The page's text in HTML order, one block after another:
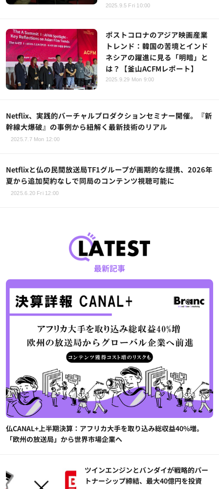
2025.9.5 Fri 10:00
ポストコロナのアジア映画産業
トレンド：韓国の苦境とインド
ネシアの躍進に見る「明暗」と
は？【釜山ACFMレポート】
2025.9.29 Mon 9:00
Netflix、実践的バーチャルプロダクションセミナー開催。『新
幹線大爆破』の事例から紐解く最新技術のリアル
2025.7.7 Mon 12:00
Netflixと仏の民間放送局TF1グループが画期的な提携、2026年
夏から追加契約なしで同局のコンテンツ視聴可能に
2025.6.20 Fri 12:00
最新記事
仏CANAL+上半期決算：アフリカ大手を取り込み総収益40%増。
「欧州の放送局」から世界市場企業へ
ツインエンジンとバンダイが戦略的パー
トナーシップ締結、最大40億円を投資